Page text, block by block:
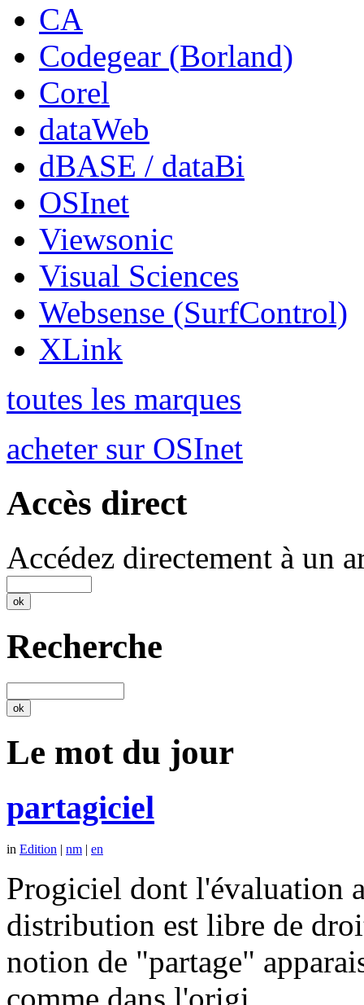
CA
Codegear (Borland)
Corel
dataWeb
dBASE / dataBi
OSInet
Viewsonic
Visual Sciences
Websense (SurfControl)
XLink
toutes les marques
acheter sur OSInet
Accès direct
Accédez directement à un
Recherche
Le mot du jour
partagiciel
in Edition | nm | en
Progiciel dont l'évaluation
distribution est libre de
notion de "partage"